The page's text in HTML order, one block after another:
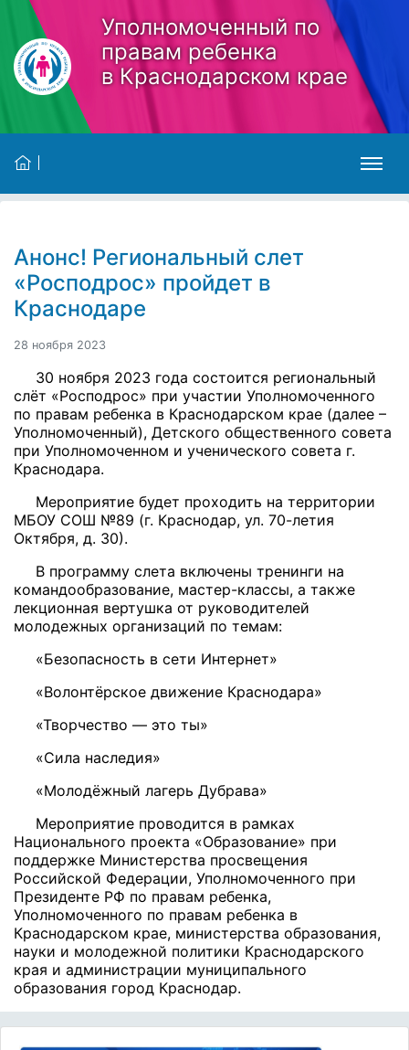
Skip to main content
Уполномоченный по
правам ребенка
в Краснодарском крае
Анонс! Региональный слет
«Росподрос» пройдет в
Краснодаре
28 ноября 2023
30 ноября 2023 года состоится региональный
слёт «Росподрос» при участии Уполномоченного
по правам ребенка в Краснодарском крае (далее –
Уполномоченный), Детского общественного совета
при Уполномоченном и ученического совета г.
Краснодара.
Мероприятие будет проходить на территории
МБОУ СОШ №89 (г. Краснодар, ул. 70-летия
Октября, д. 30).
В программу слета включены тренинги на
командообразование, мастер-классы, а также
лекционная вертушка от руководителей
молодежных организаций по темам:
«Безопасность в сети Интернет»
«Волонтёрское движение Краснодара»
«Творчество — это ты»
«Сила наследия»
«Молодёжный лагерь Дубрава»
Мероприятие проводится в рамках
Национального проекта «Образование» при
поддержке Министерства просвещения
Российской Федерации, Уполномоченного при
Президенте РФ по правам ребенка,
Уполномоченного по правам ребенка в
Краснодарском крае, министерства образования,
науки и молодежной политики Краснодарского
края и администрации муниципального
образования город Краснодар.